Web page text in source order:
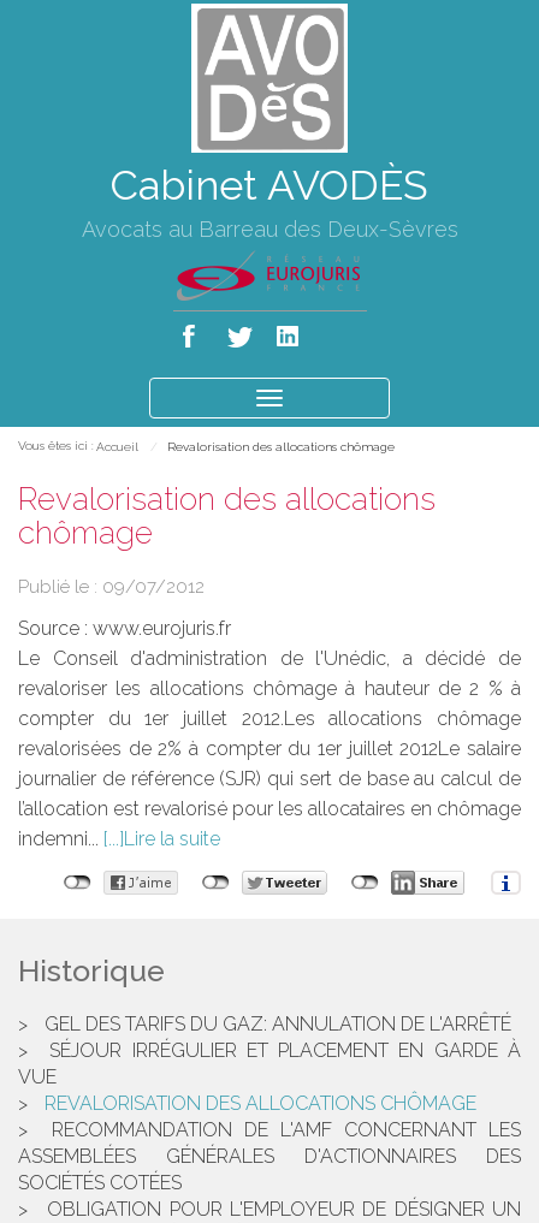
Cabinet AVODÈS
Avocats au Barreau des Deux-Sèvres
le
Vous êtes ici : Accueil Revalorisation des allocations chômage
Revalorisation des allocations
chômage
Publié le : 09/07/2012
Source : www.eurojuris.fr
Le Conseil d'administration de l'Unédic, a décidé de
revaloriser les allocations chômage à hauteur de 2 % à
compter du 1er juillet 2012.Les allocations chômage
revalorisées de 2% à compter du 1er juillet 2012Le salaire
journalier de référence (SJR) qui sert de base au calcul de
l’allocation est revalorisé pour les allocataires en chômage
indemni...
Lire la suite
Historique
GEL DES TARIFS DU GAZ: ANNULATION DE L'ARRÊTÉ
SÉJOUR IRRÉGULIER ET PLACEMENT EN GARDE À
VUE
REVALORISATION DES ALLOCATIONS CHÔMAGE
RECOMMANDATION DE L'AMF CONCERNANT LES
ASSEMBLÉES GÉNÉRALES D'ACTIONNAIRES DES
SOCIÉTÉS COTÉES
OBLIGATION POUR L'EMPLOYEUR DE DÉSIGNER UN